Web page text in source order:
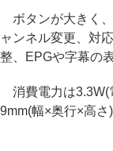
ボタンが大きく
ャンネル変更、対
整、EPGや字幕の
消費電力は3.3W(
9mm(幅×奥行×高さ